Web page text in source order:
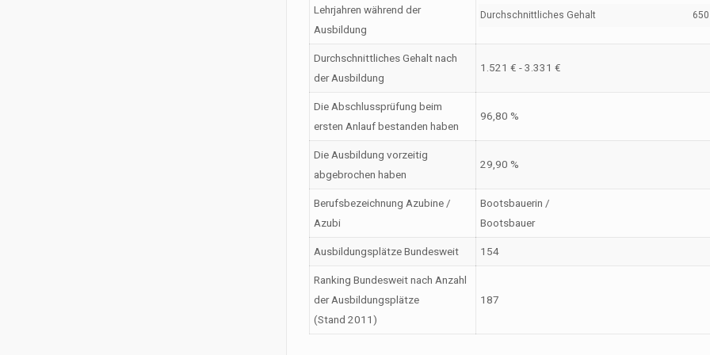
Lehrjahren während der
Ausbildung
Durchschnittliches Gehalt
Durchschnittliches Gehalt nach
der Ausbildung
1.521 € - 3.331 €
Die Abschlussprüfung beim
ersten Anlauf bestanden haben
96,80 %
Die Ausbildung vorzeitig
abgebrochen haben
29,90 %
Berufsbezeichnung Azubine /
Azubi
Bootsbauerin /
Bootsbauer
Ausbildungsplätze Bundesweit 154
Ranking Bundesweit nach Anzahl
der Ausbildungsplätze
(Stand 2011)
187